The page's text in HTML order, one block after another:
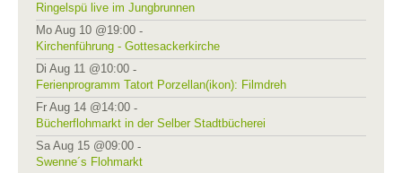
Ringelspü live im Jungbrunnen
Mo Aug 10 @19:00 -
Kirchenführung - Gottesackerkirche
Di Aug 11 @10:00 -
Ferienprogramm Tatort Porzellan(ikon): Filmdreh
Fr Aug 14 @14:00 -
Bücherflohmarkt in der Selber Stadtbücherei
Sa Aug 15 @09:00 -
Swenne´s Flohmarkt